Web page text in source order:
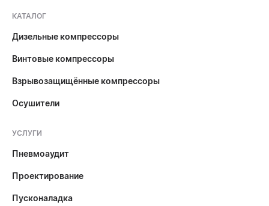
КАТАЛОГ
Дизельные компрессоры
Винтовые компрессоры
Взрывозащищённые компрессоры
Осушители
УСЛУГИ
Пневмоаудит
Проектирование
Пусконаладка